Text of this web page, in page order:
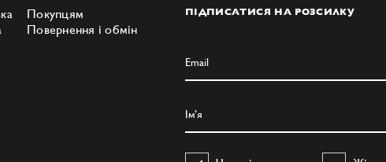
ПІДПИСАТИСЯ НА РОЗСИЛКУ
Покупцям
Повернення і обмін